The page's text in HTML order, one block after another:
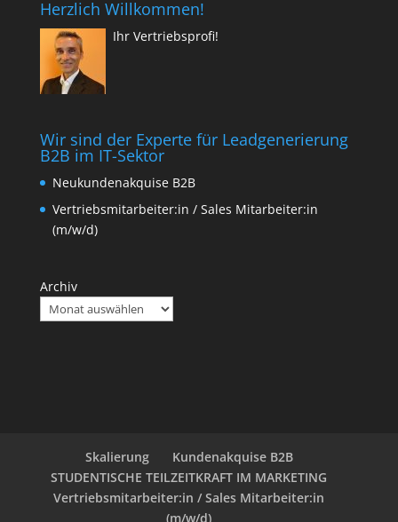
Herzlich Willkommen!
Ihr Vertriebsprofi!
Wir sind der Experte für Leadgenerierung
B2B im IT-Sektor
Neukundenakquise B2B
Vertriebsmitarbeiter:in / Sales Mitarbeiter:in
(m/w/d)
Archiv
Skalierung
Kundenakquise B2B
STUDENTISCHE TEILZEITKRAFT IM MARKETING
Vertriebsmitarbeiter:in / Sales Mitarbeiter:in
(m/w/d)